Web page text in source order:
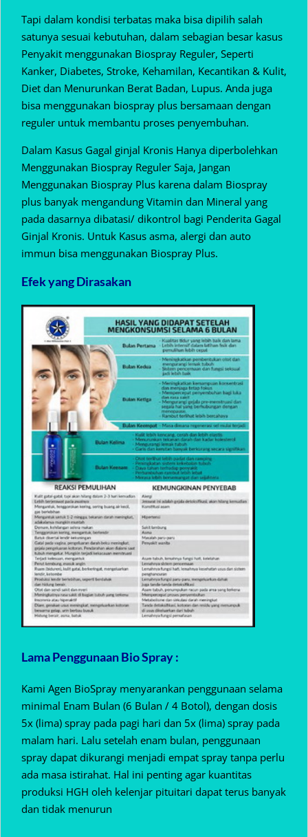
Tapi dalam kondisi terbatas maka bisa dipilih salah
satunya sesuai kebutuhan, dalam sebagian besar kasus
Penyakit menggunakan Biospray Reguler, Seperti
Kanker, Diabetes, Stroke, Kehamilan, Kecantikan & Kulit,
Diet dan Menurunkan Berat Badan, Lupus. Anda juga
bisa menggunakan biospray plus bersamaan dengan
reguler untuk membantu proses penyembuhan.
Dalam Kasus Gagal ginjal Kronis Hanya diperbolehkan
Menggunakan Biospray Reguler Saja, Jangan
Menggunakan Biospray Plus karena dalam Biospray
plus banyak mengandung Vitamin dan Mineral yang
pada dasarnya dibatasi/ dikontrol bagi Penderita Gagal
Ginjal Kronis. Untuk Kasus asma, alergi dan auto
immun bisa menggunakan Biospray Plus.
Efek yang Dirasakan
Lama Penggunaan Bio Spray :
Kami Agen BioSpray menyarankan penggunaan selama
minimal Enam Bulan (6 Bulan / 4 Botol), dengan dosis
5x (lima) spray pada pagi hari dan 5x (lima) spray pada
malam hari. Lalu setelah enam bulan, penggunaan
spray dapat dikurangi menjadi empat spray tanpa perlu
ada masa istirahat. Hal ini penting agar kuantitas
produksi HGH oleh kelenjar pituitari dapat terus banyak
dan tidak menurun